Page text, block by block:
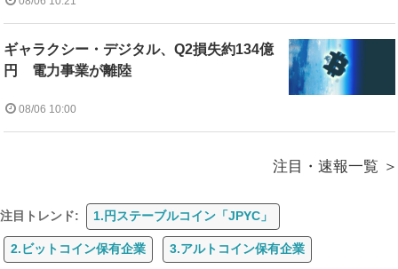
ギャラクシー・デジタル、Q2損失約134億
円 電力事業が離陸
08/06 10:00
注目・速報一覧
注目トレンド: 1.円ステーブルコイン「JPYC」
2.ビットコイン保有企業 3.アルトコイン保有企業